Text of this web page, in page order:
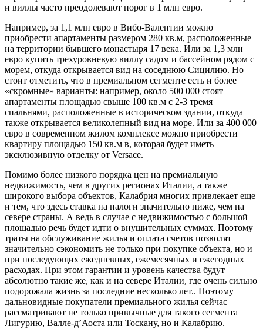
и виллы часто преодолевают порог в 1 млн евро.
Например, за 1,1 млн евро в Вибо-Валентии можно
приобрести апартаменты размером 280 кв.м, расположенные
на территории бывшего монастыря 17 века. Или за 1,3 млн
евро купить трехуровневую виллу садом и бассейном рядом с
морем, откуда открывается вид на соседнюю Сицилию. Но
стоит отметить, что в премиальном сегменте есть и более
«скромные» варианты: например, около 500 000 стоят
апартаменты площадью свыше 100 кв.м c 2-3 тремя
спальнями, расположенные в историческом здании, откуда
также открывается великолепный вид на море. Или за 400 000
евро в современном жилом комплексе можно приобрести
квартиру площадью 150 кв.м в, которая будет иметь
эксклюзивную отделку от Versace.
Помимо более низкого порядка цен на премиальную
недвижимость, чем в других регионах Италии, а также
широкого выбора объектов, Калабрия многих привлекает еще
и тем, что здесь ставка на налоги значительно ниже, чем на
севере страны. А ведь в случае с недвижимостью с большой
площадью речь будет идти о внушительных суммах. Поэтому
траты на обслуживание жилья и оплата счетов позволят
значительно сэкономить не только при покупке объекта, но и
при последующих ежедневных, ежемесячных и ежегодных
расходах. При этом гарантии и уровень качества будут
абсолютно такие же, как и на севере Италии, где очень сильно
подорожала жизнь за последние несколько лет.. Поэтому
дальновидные покупатели премиального жилья сейчас
рассматривают не только привычные для такого сегмента
Лигурию, Валле-д’Аоста или Тоскану, но и Калабрию.